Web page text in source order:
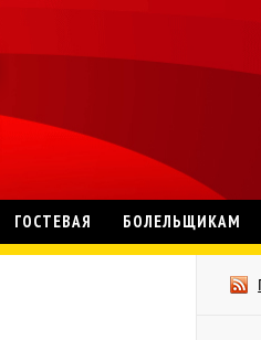
ГОСТЕВАЯ БОЛЕЛЬЩИКАМ